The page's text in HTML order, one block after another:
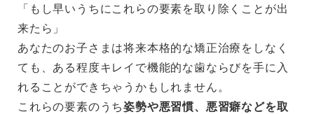
「もし早いうちにこれらの要素を取り除くことが出
来たら」
あなたのお子さまは将来本格的な矯正治療をしなく
ても、ある程度キレイで機能的な歯ならびを手に入
れることができちゃうかもしれません。
これらの要素のうち姿勢や悪習慣、悪習癖などを取